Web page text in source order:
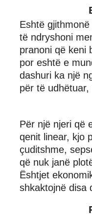
Eshtë
të ndryshoni
pranoni që keni
por eshtë e
dashuri ka një
për të
Për një njeri që
qenit linear, kjo
çuditshme,
që nuk janë
Ështjet
shkaktojnë disa